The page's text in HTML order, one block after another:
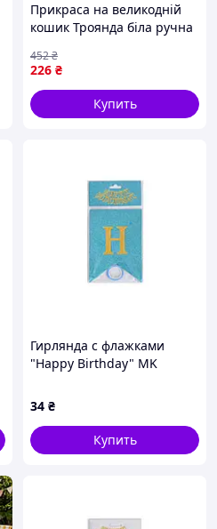
Прикраса на великодній
кошик Троянда біла ручна
святкового кошика
226 ₴
452₴
Купить
Гирлянда с флажками
"Happy Birthday" MK
34 ₴
Купить